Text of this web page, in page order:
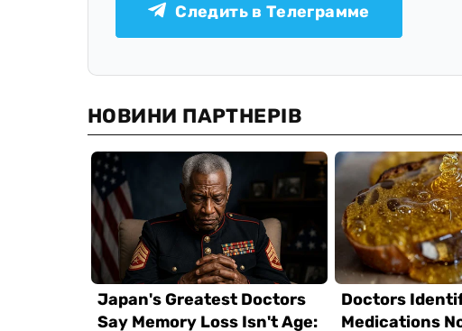
Следить в Телеграмме